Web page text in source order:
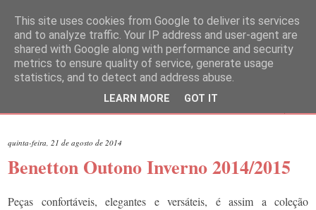
quinta-feira, 21 de agosto de 2014
Benetton Outono Inverno 2014/2015
Peças confortáveis, elegantes e versáteis, é assim a coleção
This site uses cookies from Google to deliver its services
and to analyze traffic. Your IP address and user-agent are
shared with Google along with performance and security
metrics to ensure quality of service, generate usage
statistics, and to detect and address abuse.
LEARN MORE GOT IT